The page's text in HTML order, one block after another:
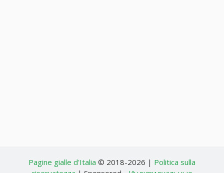
Pagine gialle d'Italia © 2018-2026 | Politica sulla